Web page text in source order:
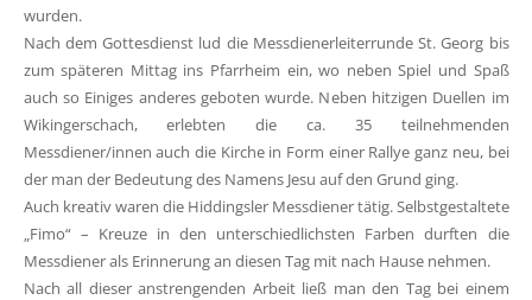
wurden.
Nach dem Gottesdienst lud die Messdienerleiterrunde St. Georg bis
zum späteren Mittag ins Pfarrheim ein, wo neben Spiel und Spaß
auch so Einiges anderes geboten wurde. Neben hitzigen Duellen im
Wikingerschach, erlebten die ca. 35 teilnehmenden
Messdiener/innen auch die Kirche in Form einer Rallye ganz neu, bei
der man der Bedeutung des Namens Jesu auf den Grund ging.
Auch kreativ waren die Hiddingsler Messdiener tätig. Selbstgestaltete
„Fimo“ – Kreuze in den unterschiedlichsten Farben durften die
Messdiener als Erinnerung an diesen Tag mit nach Hause nehmen.
Nach all dieser anstrengenden Arbeit ließ man den Tag bei einem